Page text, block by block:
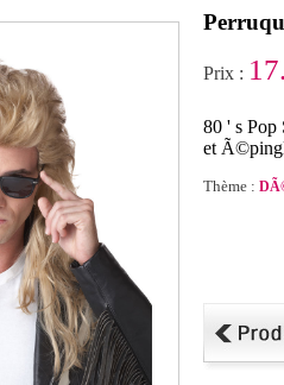
Prix :
80 ' s Pop
et
Thème :